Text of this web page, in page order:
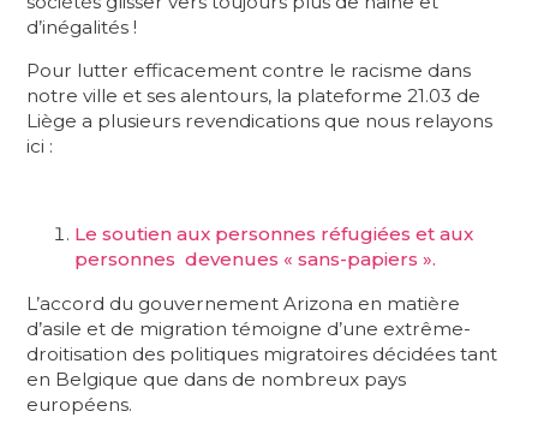
d’inégalités !
Pour lutter efficacement contre le racisme dans
notre ville et ses alentours, la plateforme 21.03 de
Liège a plusieurs revendications que nous relayons
ici :
Le soutien aux personnes réfugiées et aux
personnes devenues « sans-papiers ».
L’accord du gouvernement Arizona en matière
d’asile et de migration témoigne d’une extrême-
droitisation des politiques migratoires décidées tant
en Belgique que dans de nombreux pays
européens.